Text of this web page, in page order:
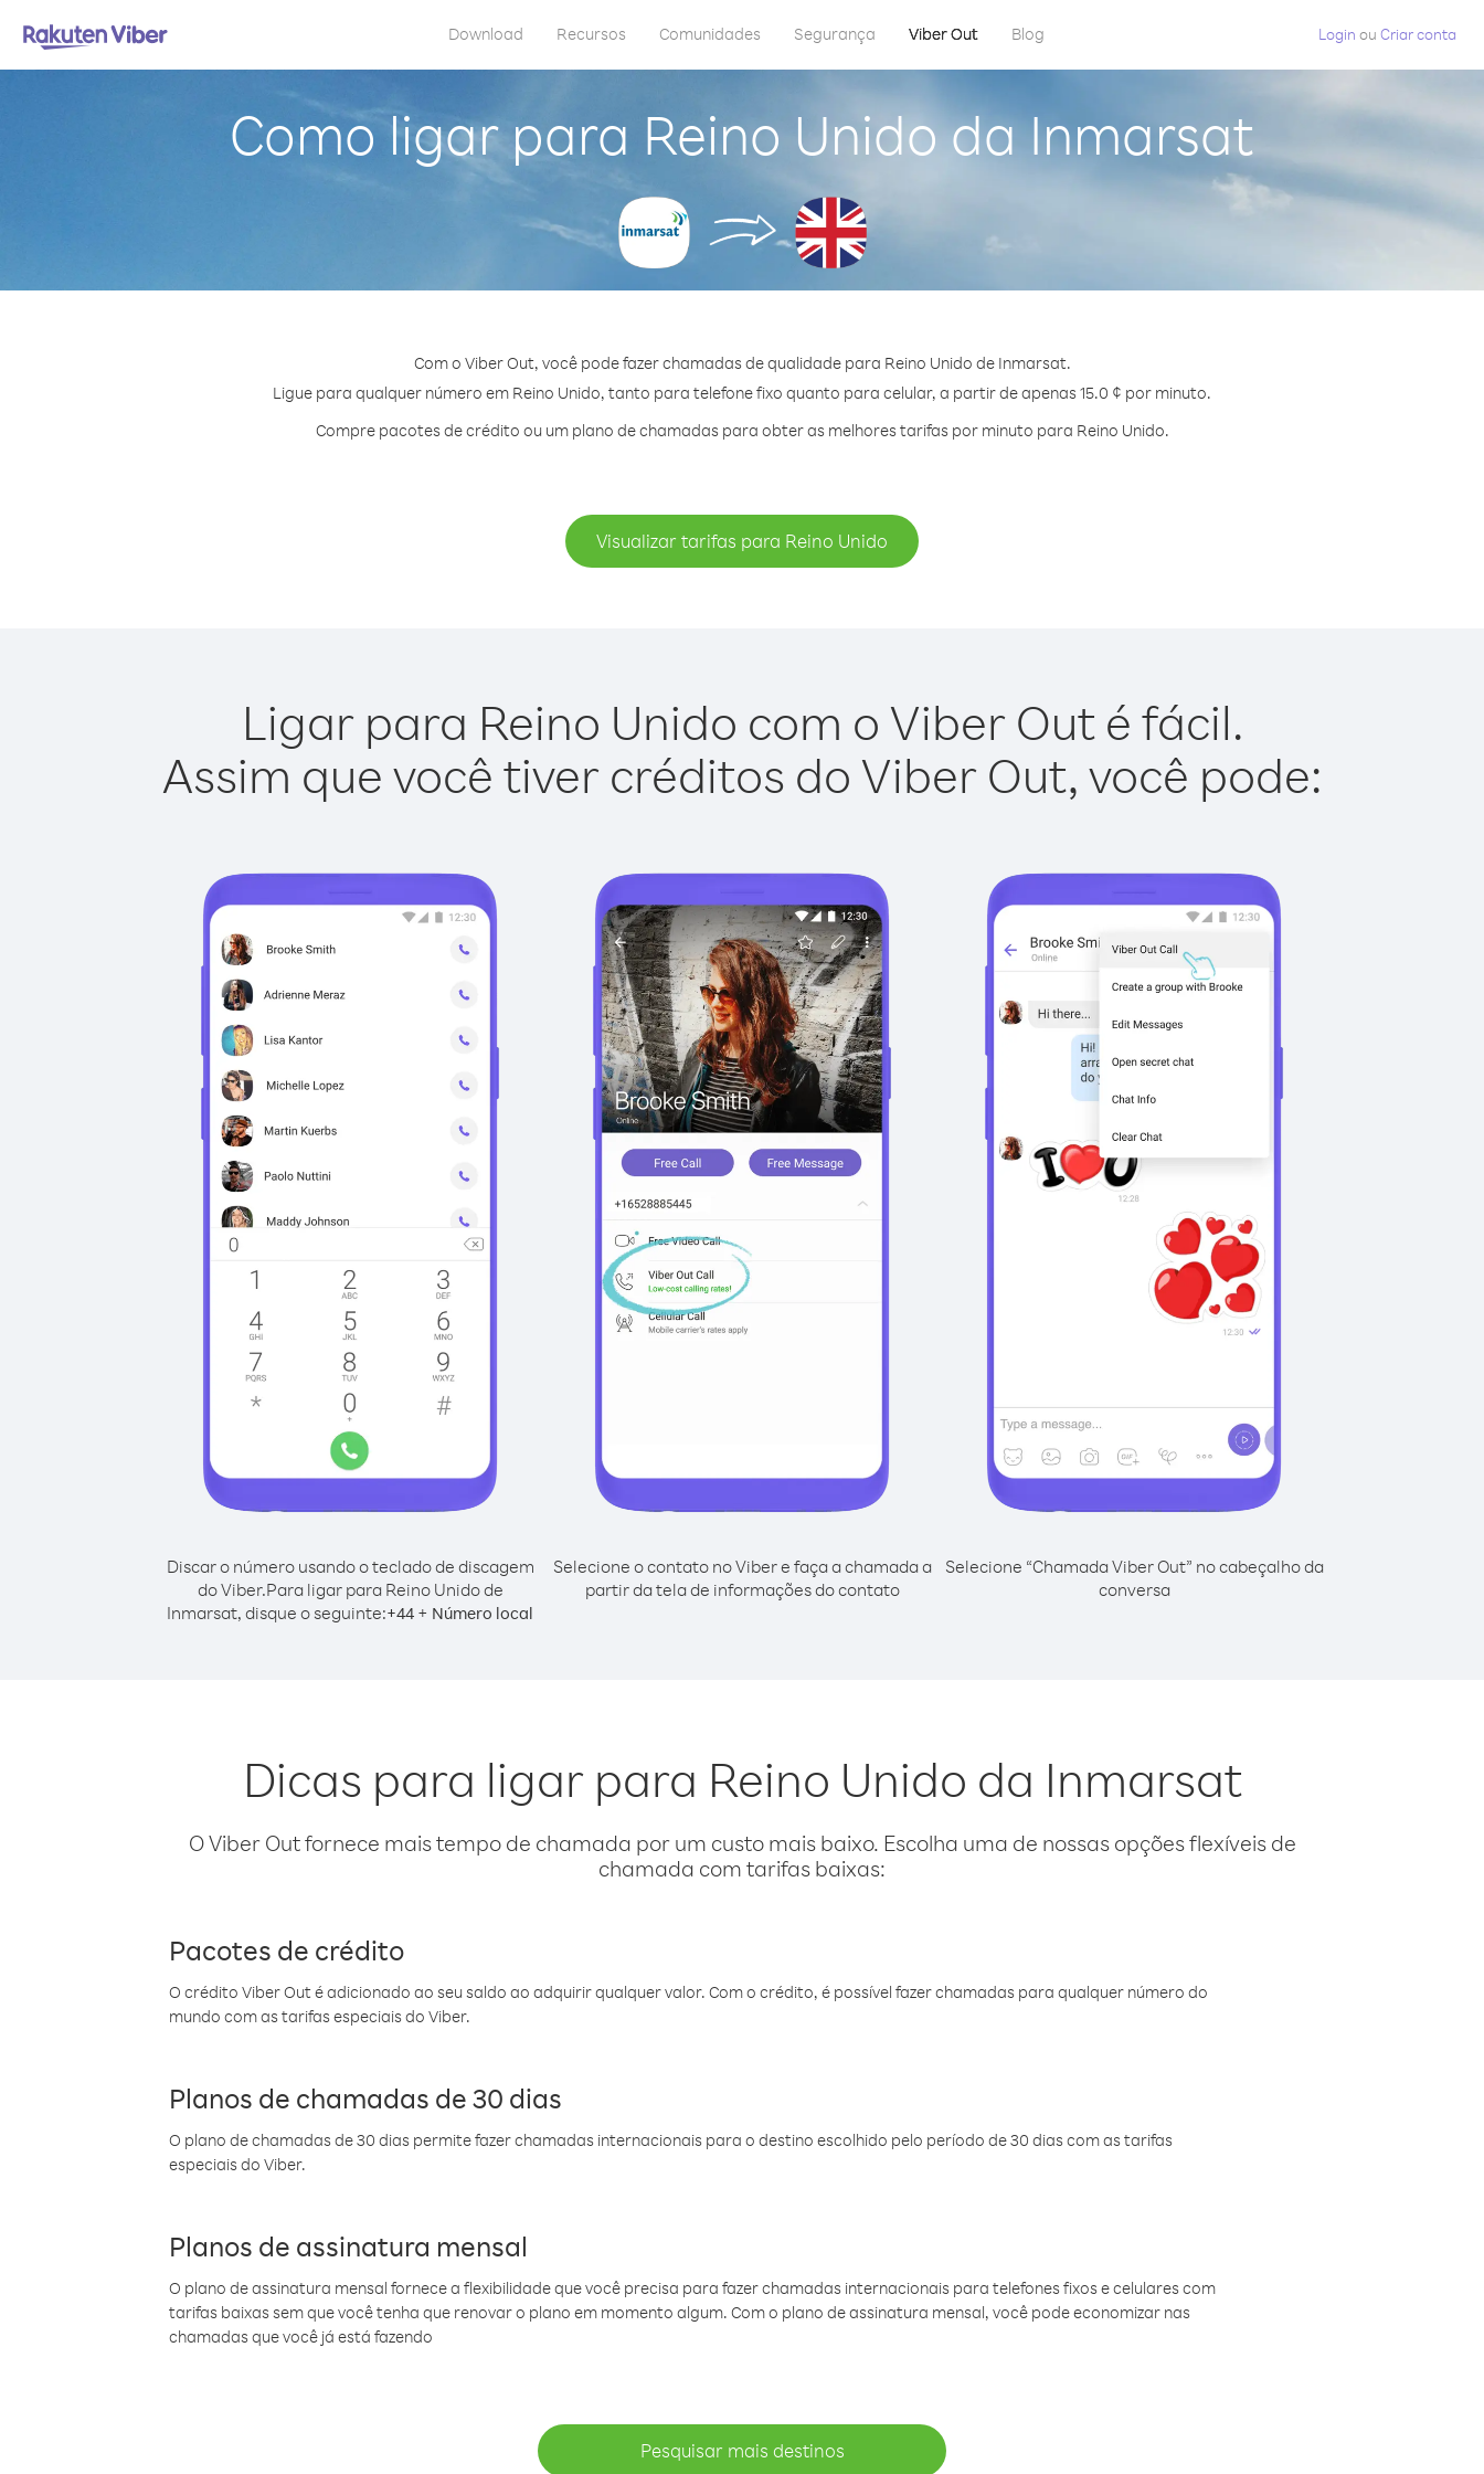
Download Recursos Comunidades Segurança Viber Out Blog Login ou Criar conta
Como ligar para Reino Unido da Inmarsat
Com o Viber Out, você pode fazer chamadas de qualidade para Reino Unido de Inmarsat.
Ligue para qualquer número em Reino Unido, tanto para telefone fixo quanto para celular, a partir de apenas 15.0 ¢ por minuto.
Compre pacotes de crédito ou um plano de chamadas para obter as melhores tarifas por minuto para Reino Unido.
Visualizar tarifas para Reino Unido
Ligar para Reino Unido com o Viber Out é fácil.
Assim que você tiver créditos do Viber Out, você pode:
Discar o número usando o teclado de discagem
do Viber.Para ligar para Reino Unido de
Inmarsat, disque o seguinte:+44 + Número local
Selecione o contato no Viber e faça a chamada a
partir da tela de informações do contato
Selecione “Chamada Viber Out” no cabeçalho da
conversa
Dicas para ligar para Reino Unido da Inmarsat
O Viber Out fornece mais tempo de chamada por um custo mais baixo. Escolha uma de nossas opções flexíveis de
chamada com tarifas baixas:
Pacotes de crédito
O crédito Viber Out é adicionado ao seu saldo ao adquirir qualquer valor. Com o crédito, é possível fazer chamadas para qualquer número do
mundo com as tarifas especiais do Viber.
Planos de chamadas de 30 dias
O plano de chamadas de 30 dias permite fazer chamadas internacionais para o destino escolhido pelo período de 30 dias com as tarifas
especiais do Viber.
Planos de assinatura mensal
O plano de assinatura mensal fornece a flexibilidade que você precisa para fazer chamadas internacionais para telefones fixos e celulares com
tarifas baixas sem que você tenha que renovar o plano em momento algum. Com o plano de assinatura mensal, você pode economizar nas
chamadas que você já está fazendo
Pesquisar mais destinos